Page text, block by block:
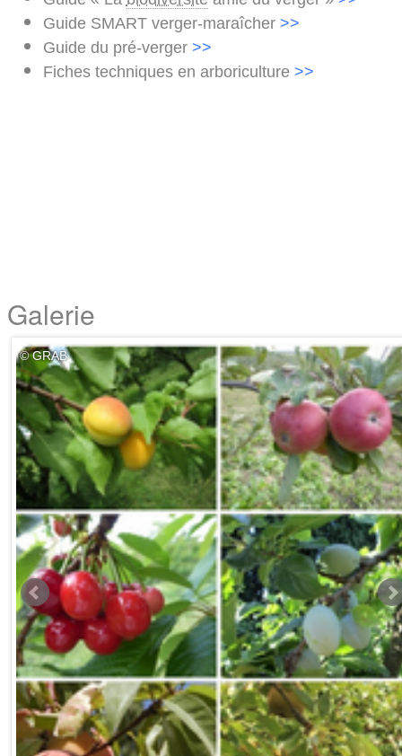
Guide SMART verger-maraîcher >>
Guide du pré-verger >>
Fiches techniques en arboriculture >>
Galerie
© GRAB